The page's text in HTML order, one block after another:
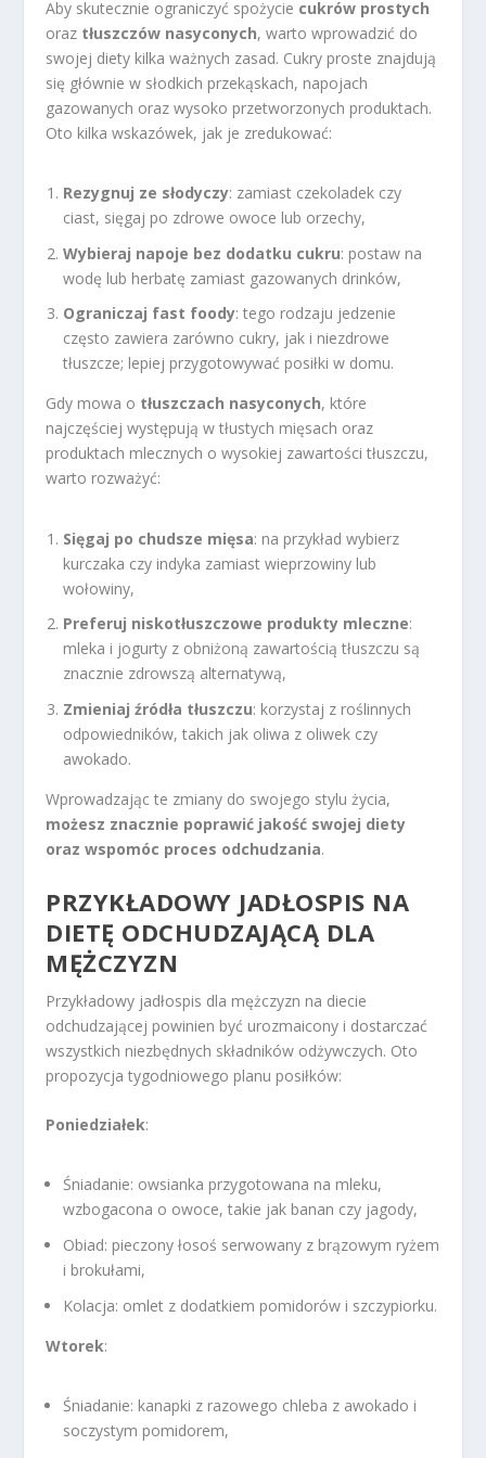
Aby skutecznie ograniczyć spożycie cukrów prostych
oraz tłuszczów nasyconych, warto wprowadzić do
swojej diety kilka ważnych zasad. Cukry proste znajdują
się głównie w słodkich przekąskach, napojach
gazowanych oraz wysoko przetworzonych produktach.
Oto kilka wskazówek, jak je zredukować:
Rezygnuj ze słodyczy: zamiast czekoladek czy
ciast, sięgaj po zdrowe owoce lub orzechy,
Wybieraj napoje bez dodatku cukru: postaw na
wodę lub herbatę zamiast gazowanych drinków,
Ograniczaj fast foody: tego rodzaju jedzenie
często zawiera zarówno cukry, jak i niezdrowe
tłuszcze; lepiej przygotowywać posiłki w domu.
Gdy mowa o tłuszczach nasyconych, które
najczęściej występują w tłustych mięsach oraz
produktach mlecznych o wysokiej zawartości tłuszczu,
warto rozważyć:
Sięgaj po chudsze mięsa: na przykład wybierz
kurczaka czy indyka zamiast wieprzowiny lub
wołowiny,
Preferuj niskotłuszczowe produkty mleczne:
mleka i jogurty z obniżoną zawartością tłuszczu są
znacznie zdrowszą alternatywą,
Zmieniaj źródła tłuszczu: korzystaj z roślinnych
odpowiedników, takich jak oliwa z oliwek czy
awokado.
Wprowadzając te zmiany do swojego stylu życia,
możesz znacznie poprawić jakość swojej diety
oraz wspomóc proces odchudzania.
PRZYKŁADOWY JADŁOSPIS NA
DIETĘ ODCHUDZAJĄCĄ DLA
MĘŻCZYZN
Przykładowy jadłospis dla mężczyzn na diecie
odchudzającej powinien być urozmaicony i dostarczać
wszystkich niezbędnych składników odżywczych. Oto
propozycja tygodniowego planu posiłków:
Poniedziałek:
Śniadanie: owsianka przygotowana na mleku,
wzbogacona o owoce, takie jak banan czy jagody,
Obiad: pieczony łosoś serwowany z brązowym ryżem
i brokułami,
Kolacja: omlet z dodatkiem pomidorów i szczypiorku.
Wtorek:
Śniadanie: kanapki z razowego chleba z awokado i
soczystym pomidorem,